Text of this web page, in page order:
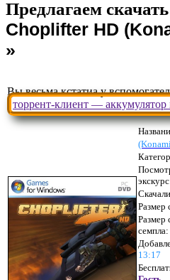
Вы весьма кстатиа у
торрент-клиент —
Размер
Размер
семпла:
13:17